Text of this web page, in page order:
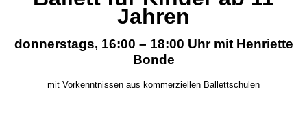
Jahren
donnerstags, 16:00 – 18:00 Uhr mit Henriette
Bonde
mit Vorkenntnissen aus kommerziellen Ballettschulen